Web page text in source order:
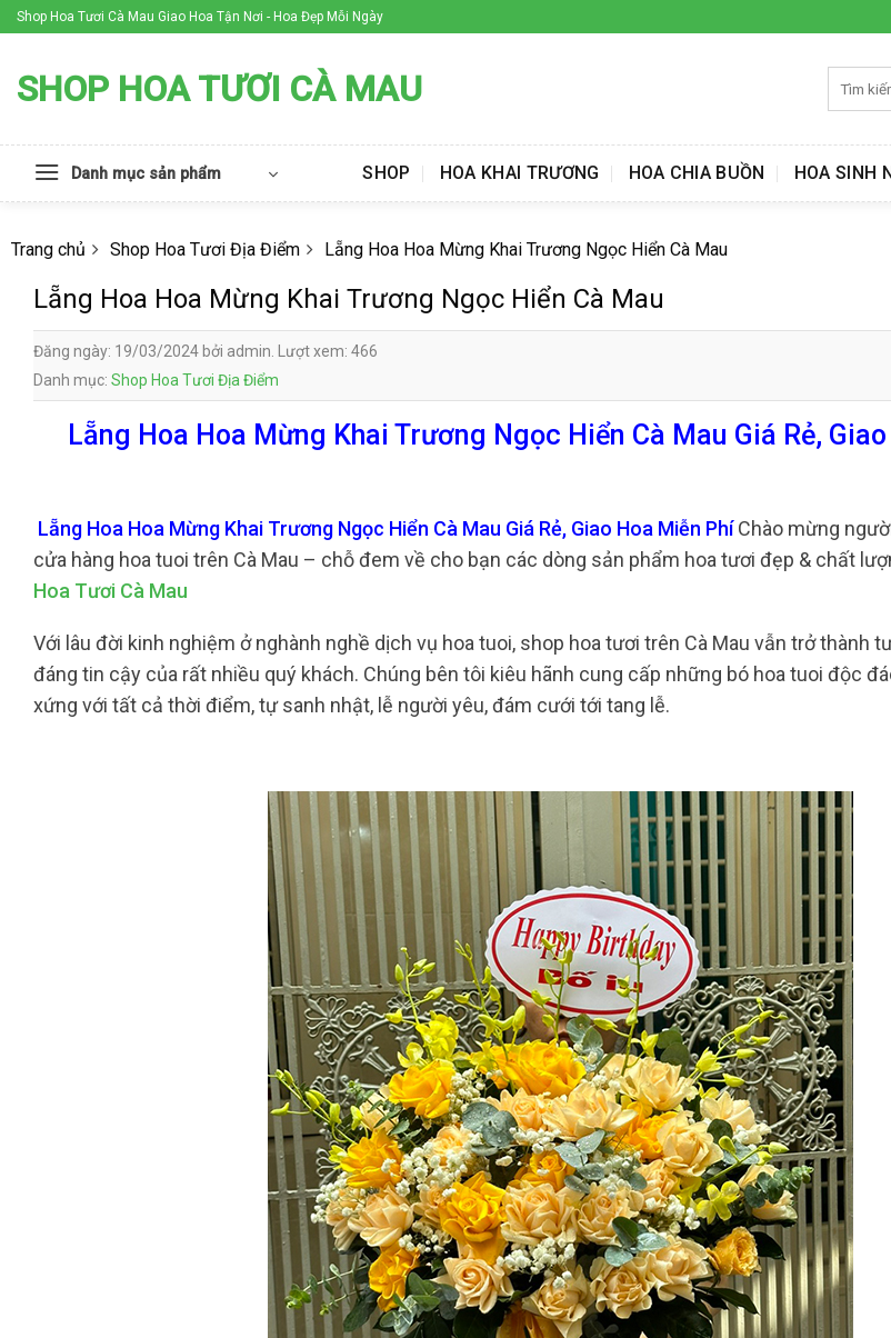
Skip
to
Shop Hoa Tươi Cà Mau Giao Hoa Tận Nơi - Hoa Đẹp Mỗi Ngày
SHOP HOA TƯƠI CÀ MAU
kiếm:
Danh mục sản phẩm SHOP HOA KHAI TRƯƠNG HOA CHIA BUỒN HOA SINH
Trang chủ Shop Hoa Tươi Địa Điểm Lẵng Hoa Hoa Mừng Khai Trương Ngọc Hiển Cà Mau
Lẵng Hoa Hoa Mừng Khai Trương Ngọc Hiển Cà Mau
Đăng ngày: 19/03/2024 bởi admin. Lượt xem: 466
Danh mục: Shop Hoa Tươi Địa Điểm
Lẵng Hoa Hoa Mừng Khai Trương Ngọc Hiển Cà Mau Giá Rẻ,
Lẵng Hoa Hoa Mừng Khai Trương Ngọc Hiển Cà Mau Giá Rẻ, Giao Hoa Miễn PhíChào mừng
cửa hàng hoa tuoi trên Cà Mau – chỗ đem về cho bạn các dòng sản phẩm hoa tươi đẹp & chất
Hoa Tươi Cà Mau
Với lâu đời kinh nghiệm ở nghành nghề dịch vụ hoa tuoi, shop hoa tươi trên Cà Mau vẫn trở thành
đáng tin cậy của rất nhiều quý khách. Chúng bên tôi kiêu hãnh cung cấp những bó hoa tuoi độc
xứng với tất cả thời điểm, tự sanh nhật, lễ người yêu, đám cưới tới tang lễ.